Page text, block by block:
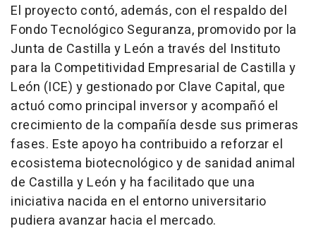
El proyecto contó, además, con el respaldo del
Fondo Tecnológico Seguranza, promovido por la
Junta de Castilla y León a través del Instituto
para la Competitividad Empresarial de Castilla y
León (ICE) y gestionado por Clave Capital, que
actuó como principal inversor y acompañó el
crecimiento de la compañía desde sus primeras
fases. Este apoyo ha contribuido a reforzar el
ecosistema biotecnológico y de sanidad animal
de Castilla y León y ha facilitado que una
iniciativa nacida en el entorno universitario
pudiera avanzar hacia el mercado.